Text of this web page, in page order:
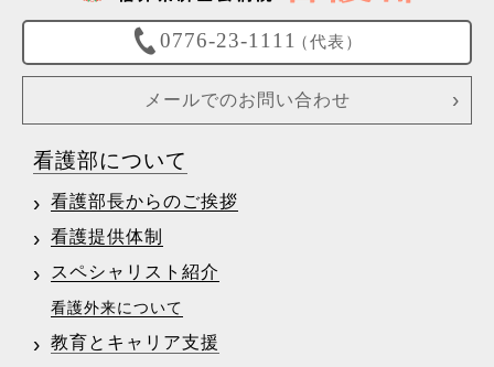
0776-23-1111 （代表）
メールでのお問い合わせ
看護部について
看護部長からのご挨拶
看護提供体制
スペシャリスト紹介
看護外来について
教育とキャリア支援